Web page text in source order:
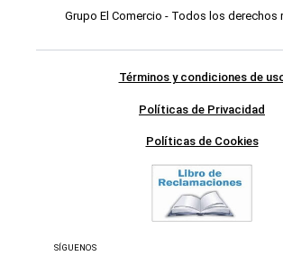
Grupo El Comercio - Todos los derechos
Términos y condiciones de
Políticas de Privacidad
Políticas de Cookies
SÍGUENOS